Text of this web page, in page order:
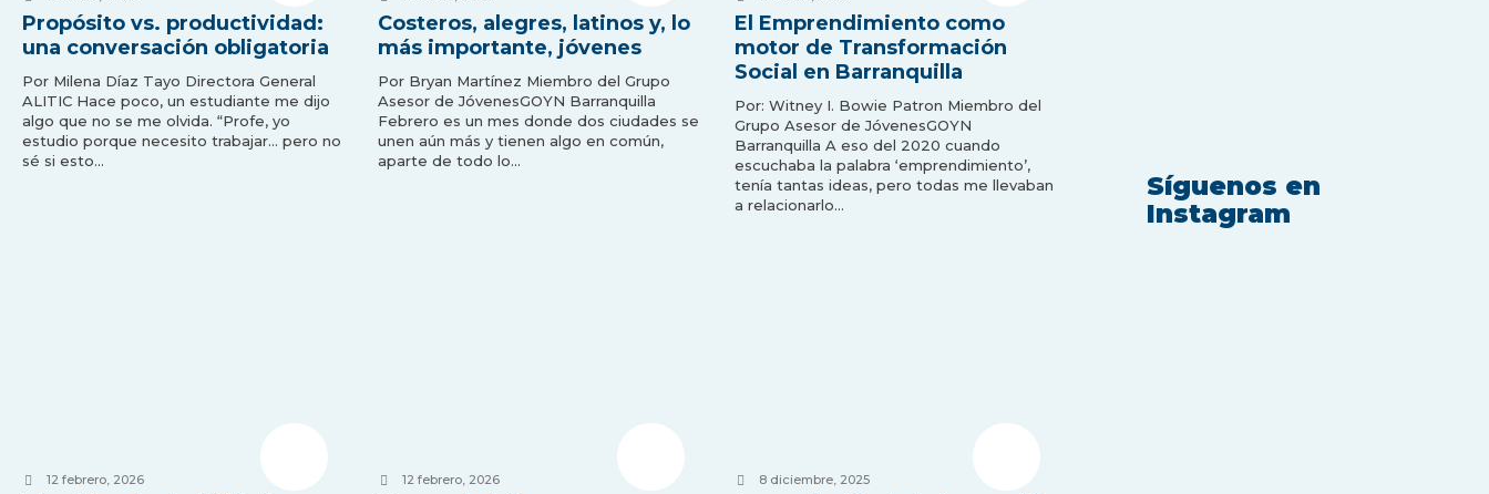
Propósito vs. productividad:
una conversación obligatoria
Por Milena Díaz Tayo Directora General
ALITIC Hace poco, un estudiante me dijo
algo que no se me olvida. “Profe, yo
estudio porque necesito trabajar… pero no
sé si esto…
Costeros, alegres, latinos y, lo
más importante, jóvenes
Por Bryan Martínez Miembro del Grupo
Asesor de JóvenesGOYN Barranquilla
Febrero es un mes donde dos ciudades se
unen aún más y tienen algo en común,
aparte de todo lo…
El Emprendimiento como
motor de Transformación
Social en Barranquilla
Por: Witney I. Bowie Patron Miembro del
Grupo Asesor de JóvenesGOYN
Barranquilla A eso del 2020 cuando
escuchaba la palabra ‘emprendimiento’,
tenía tantas ideas, pero todas me llevaban
a relacionarlo…
12 febrero, 2026 12 febrero, 2026 8 diciembre, 2025
Síguenos en
Instagram